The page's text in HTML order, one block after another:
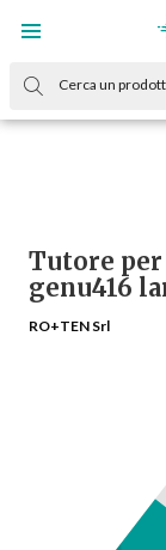
Tutore
genu416
RO+TEN Srl